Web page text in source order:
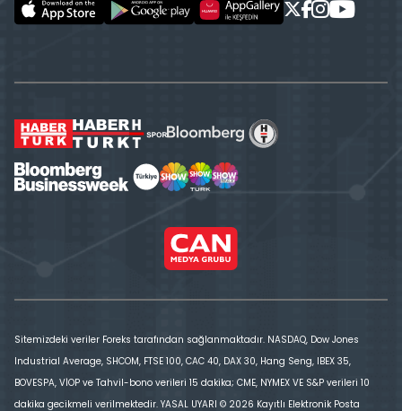
Sitemizdeki veriler Foreks tarafından sağlanmaktadır. NASDAQ, Dow Jones
Industrial Average, SHCOM, FTSE 100, CAC 40, DAX 30, Hang Seng, IBEX 35,
BOVESPA, VİOP ve Tahvil-bono verileri 15 dakika; CME, NYMEX VE S&P verileri 10
dakika gecikmeli verilmektedir. YASAL UYARI © 2026 Kayıtlı Elektronik Posta